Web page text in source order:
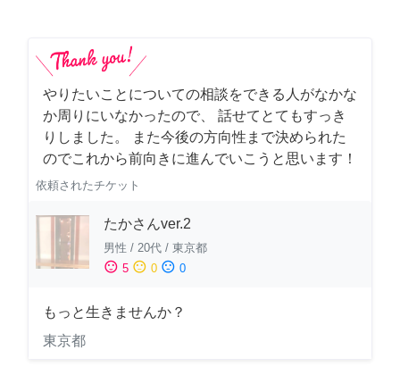
やりたいことについての相談をできる人がなかな
か周りにいなかったので、 話せてとてもすっき
りしました。 また今後の方向性まで決められた
のでこれから前向きに進んでいこうと思います！
依頼されたチケット
たかさんver.2
男性 / 20代 / 東京都
sentiment_satisfied 5 sentiment_neutral 0 sentiment_dissatisfied 0
もっと生きませんか？
東京都